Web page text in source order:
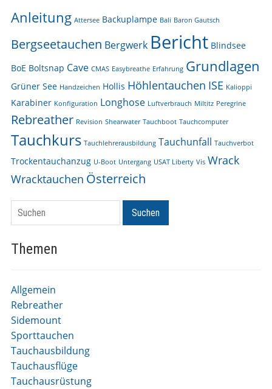
Anleitung Attersee Backuplampe Bali Baron Gautsch
Bergseetauchen Bergwerk Bericht Blindsee
BoE Boltsnap Cave CMAS Easybreathe Erfahrung Grundlagen
Grüner See Handzeichen Hollis Höhlentauchen ISE Kalioppi
Karabiner Konfiguration Longhose Luftverbrauch Miltitz Peregrine
Rebreather Revision Shearwater Tauchboot Tauchcomputer
Tauchkurs Tauchlehrerausbildung Tauchunfall Tauchverbot
Trockentauchanzug U-Boot Untergang USAT Liberty Vis Wrack
Wracktauchen Österreich
Suchen Suchen
Themen
Allgemein
Rebreather
Sidemount
Sporttauchen
Tauchausbildung
Tauchausflüge
Tauchausrüstung